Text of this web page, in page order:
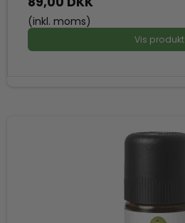
(inkl. moms)
Vis produkt